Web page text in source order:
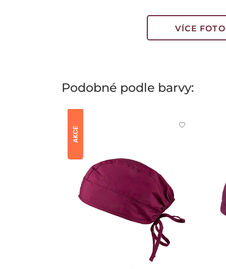
VÍCE
Podobné podle barvy:
AKCE
Kliknutím